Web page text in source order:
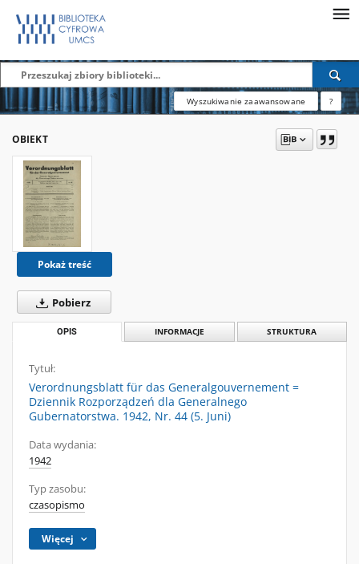
Wyszukiwanie zaawansowane ?
OBIEKT
Pokaż treść
Pobierz
OPIS INFORMACJE STRUKTURA
Tytuł:
Verordnungsblatt für das Generalgouvernement =
Dziennik Rozporządzeń dla Generalnego
Gubernatorstwa. 1942, Nr. 44 (5. Juni)
Data wydania:
1942
Typ zasobu:
czasopismo
Więcej